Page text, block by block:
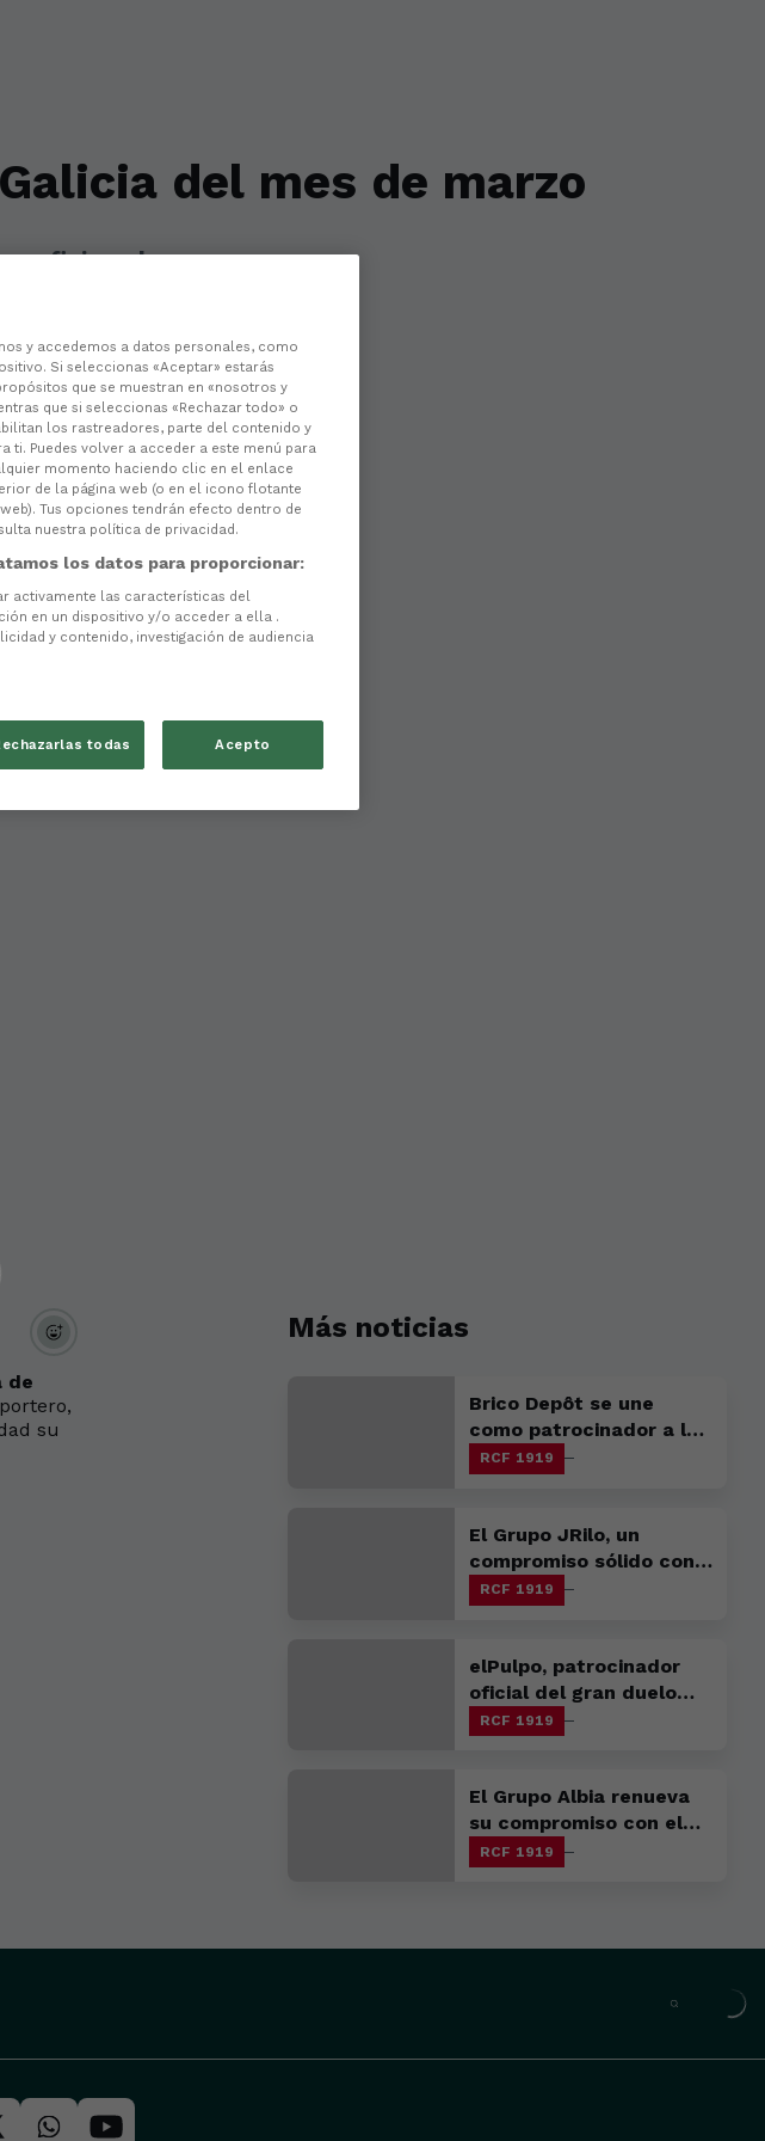
del mes de marzo
aficionados
de
su
Más noticias
Brico Depôt se une
como patrocinador a la
familia racinguista
RCF 1919
El Grupo JRilo, un
compromiso sólido con
el Racing
RCF 1919
elPulpo, patrocinador
oficial del gran duelo
gallego en A Malata
RCF 1919
El Grupo Albia renueva
su compromiso con el
club
RCF 1919
y accedemos a datos personales, como
Si seleccionas «Aceptar» estarás
que se muestran en «nosotros y
que si seleccionas «Rechazar todo» o
los rastreadores, parte del contenido y
ti. Puedes volver a acceder a este menú para
momento haciendo clic en el enlace
de la página web (o en el icono flotante
Tus opciones tendrán efecto dentro de
nuestra política de privacidad.
los datos para proporcionar:
activamente las características del
en un dispositivo y/o acceder a ella .
y contenido, investigación de audiencia
todas Acepto